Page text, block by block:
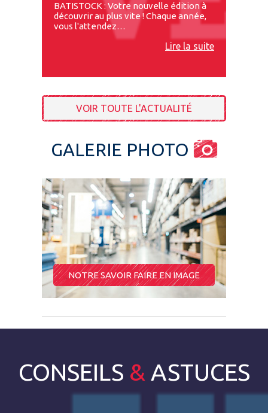
BATISTOCK : Votre nouvelle édition à
découvrir au plus vite ! Chaque année,
vous l'attendez…
Lire la suite
VOIR TOUTE L'ACTUALITÉ
GALERIE PHOTO
NOTRE SAVOIR FAIRE EN IMAGE
CONSEILS & ASTUCES